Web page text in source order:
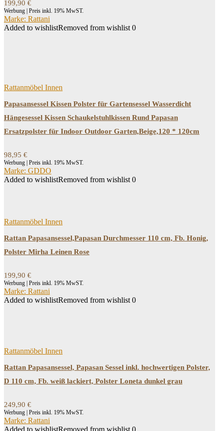
199,90 €
Werbung | Preis inkl. 19% MwST.
Marke: Rattani
Added to wishlistRemoved from wishlist 0
Rattanmöbel Innen
Papasansessel Kissen Polster für Gartensessel Wasserdicht
Hängesessel Kissen Schaukelstuhlkissen Rund Papasan
Ersatzpolster für Indoor Outdoor Garten,Beige,120 * 120cm
98,95 €
Werbung | Preis inkl. 19% MwST.
Marke: GDDO
Added to wishlistRemoved from wishlist 0
Rattanmöbel Innen
Rattan Papasansessel,Papasan Durchmesser 110 cm, Fb. Honig,
Polster Mirha Leinen Rose
199,90 €
Werbung | Preis inkl. 19% MwST.
Marke: Rattani
Added to wishlistRemoved from wishlist 0
Rattanmöbel Innen
Rattan Papasansessel, Papasan Sessel inkl. hochwertigen Polster,
D 110 cm, Fb. weiß lackiert, Polster Loneta dunkel grau
249,90 €
Werbung | Preis inkl. 19% MwST.
Marke: Rattani
Added to wishlistRemoved from wishlist 0